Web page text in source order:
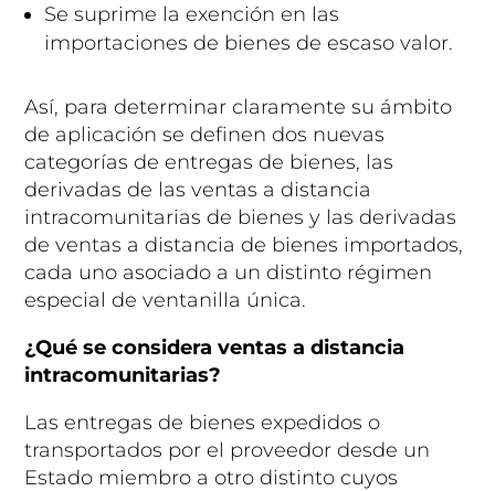
Se suprime la exención en las
importaciones de bienes de escaso valor.
Así, para determinar claramente su ámbito
de aplicación se definen dos nuevas
categorías de entregas de bienes, las
derivadas de las ventas a distancia
intracomunitarias de bienes y las derivadas
de ventas a distancia de bienes importados,
cada uno asociado a un distinto régimen
especial de ventanilla única.
¿Qué se considera ventas a distancia
intracomunitarias?
Las entregas de bienes expedidos o
transportados por el proveedor desde un
Estado miembro a otro distinto cuyos